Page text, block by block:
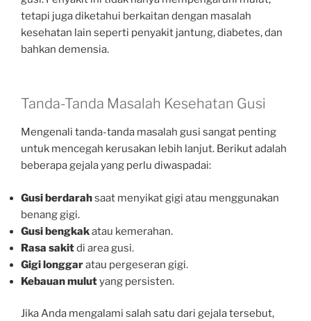
tetapi juga diketahui berkaitan dengan masalah
kesehatan lain seperti penyakit jantung, diabetes, dan
bahkan demensia.
Tanda-Tanda Masalah Kesehatan Gusi
Mengenali tanda-tanda masalah gusi sangat penting
untuk mencegah kerusakan lebih lanjut. Berikut adalah
beberapa gejala yang perlu diwaspadai:
Gusi berdarahsaat menyikat gigi atau menggunakan
benang gigi.
Gusi bengkakatau kemerahan.
Rasa sakitdi area gusi.
Gigi longgaratau pergeseran gigi.
Kebauan mulutyang persisten.
Jika Anda mengalami salah satu dari gejala tersebut,